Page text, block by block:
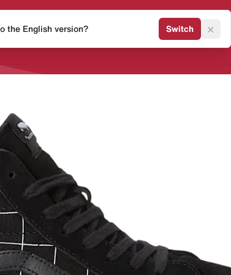
Release Kalender Sneaker
the English version? Switch ×